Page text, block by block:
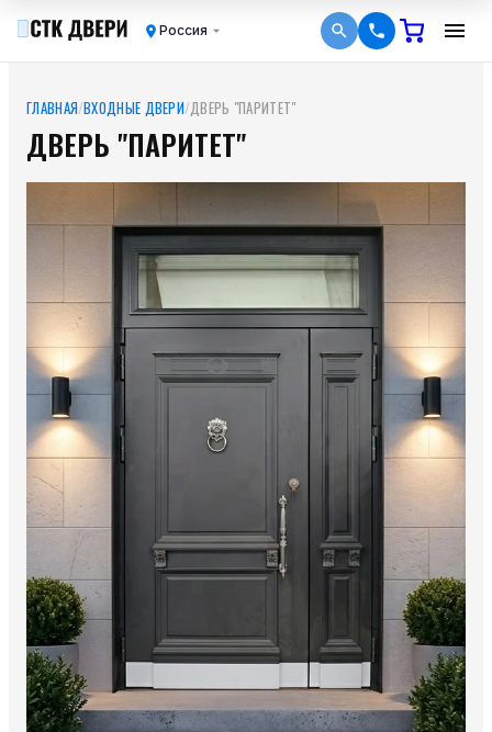
Россия
ГЛАВНАЯ/ВХОДНЫЕ ДВЕРИ/ДВЕРЬ "ПАРИТЕТ"
ДВЕРЬ "ПАРИТЕТ"